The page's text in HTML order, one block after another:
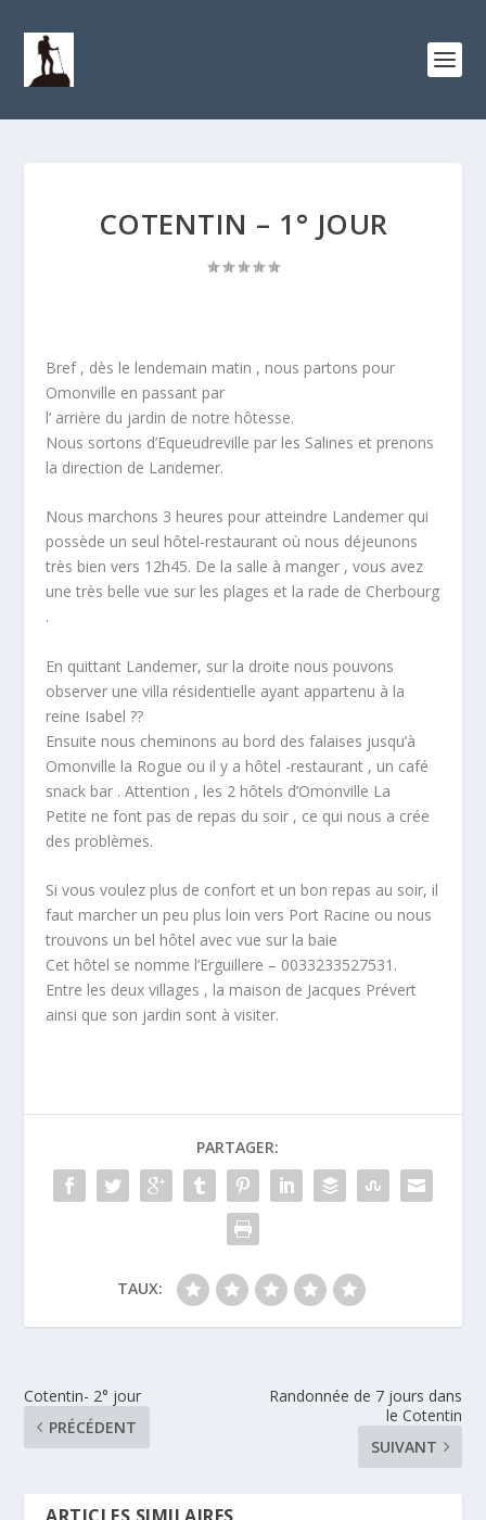
COTENTIN – 1° JOUR
Bref , dès le lendemain matin , nous partons pour
Omonville en passant par
l’ arrière du jardin de notre hôtesse.
Nous sortons d’Equeudreville par les Salines et prenons
la direction de Landemer.
Nous marchons 3 heures pour atteindre Landemer qui
possède un seul hôtel-restaurant où nous déjeunons
très bien vers 12h45. De la salle à manger , vous avez
une très belle vue sur les plages et la rade de Cherbourg
.
En quittant Landemer, sur la droite nous pouvons
observer une villa résidentielle ayant appartenu à la
reine Isabel ??
Ensuite nous cheminons au bord des falaises jusqu’à
Omonville la Rogue ou il y a hôtel -restaurant , un café
snack bar . Attention , les 2 hôtels d’Omonville La
Petite ne font pas de repas du soir , ce qui nous a crée
des problèmes.
Si vous voulez plus de confort et un bon repas au soir, il
faut marcher un peu plus loin vers Port Racine ou nous
trouvons un bel hôtel avec vue sur la baie
Cet hôtel se nomme l’Erguillere – 0033233527531.
Entre les deux villages , la maison de Jacques Prévert
ainsi que son jardin sont à visiter.
PARTAGER:
TAUX:
Cotentin- 2° jour
PRÉCÉDENT
Randonnée de 7 jours dans
le Cotentin
SUIVANT